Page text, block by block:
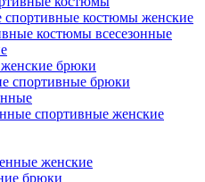
спортивные костюмы женские
костюмы всесезонные
брюки
спортивные брюки
спортивные женские
женские
брюки